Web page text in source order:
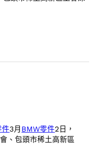
件3月 BMW零件2日，
、包頭市稀土高新區